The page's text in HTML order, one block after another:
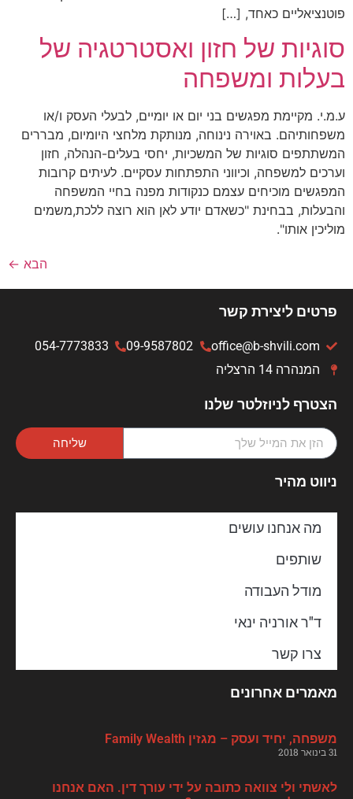
פוטנציאליים כאחד, […]
סוגיות של חזון ואסטרטגיה של
בעלות ומשפחה
ע.מ.י. מקיימת מפגשים בני יום או יומיים, לבעלי העסק ו/או
משפחותיהם. באוירה נינוחה, מנותקת מלחצי היומיום, מבררים
המשתתפים סוגיות של המשכיות, יחסי בעלים-הנהלה, חזון
וערכים למשפחה, וכיווני התפתחות עסקיים. לעיתים קרובות
המפגשים מוכיחים עצמם כנקודות מפנה בחיי המשפחה
והבעלות, בבחינת "כשאדם יודע לאן הוא רוצה ללכת,משמים
מוליכין אותו".
הבא ←
פרטים ליצירת קשר
office@b-shvili.com
09-9587802
054-7773833
המנהרה 14 הרצליה
הצטרף לניוזלטר שלנו
שליחה
ניווט מהיר
מה אנחנו עושים
שותפים
מודל העבודה
ד"ר אורניה ינאי
צרו קשר
מאמרים אחרונים
משפחה, יחיד ועסק – מגזין Family Wealth
31 בינואר 2018
לאשתי ולי צוואה כתובה על ידי עורך דין. האם אנחנו